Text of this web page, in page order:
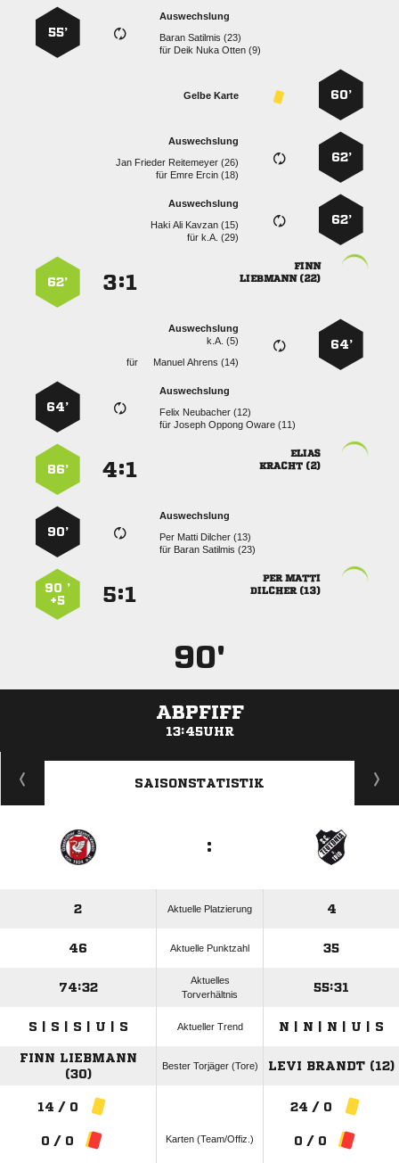
Auswechslung
  
für    
55’
60’
Gelbe Karte
62’
Auswechslung
   
für   
62’
Auswechslung
   
fürk.A. (29)

 
:
62’
64’
Auswechslung
k.A. (5)
für
  
Auswechslung
  
für   
64’

 
:
86’
Auswechslung
   
für   
90’
 
 
:
90 ’
+5
90'
ABPFIFF
13:45UHR
ANZEIGE
SAISONSTATISTIK
:
2 Aktuelle Platzierung 4
46 Aktuelle Punktzahl 35
74:32
Aktuelles
Torverhältnis
55:31
S | S | S | U | S Aktueller Trend N | N | N | U | S
FINN LIEBMANN
(30)
Bester Torjäger (Tore) LEVI BRANDT (12)
14 / 0
0 / 0 Karten (Team/Offiz.)
24 / 0
0 / 0